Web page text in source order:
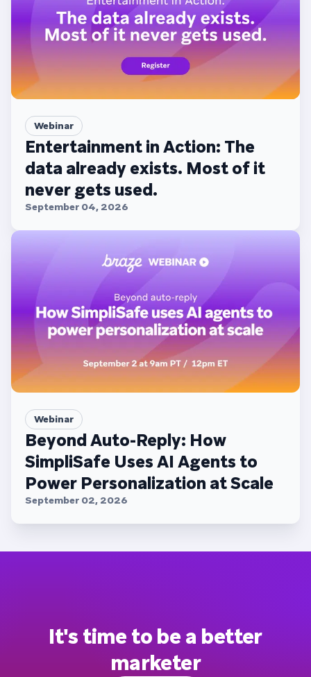
Webinar
Entertainment in Action: The
data already exists. Most of it
never gets used.
September 04, 2026
Webinar
Beyond Auto-Reply: How
SimpliSafe Uses AI Agents to
Power Personalization at Scale
September 02, 2026
It's time to be a better
marketer